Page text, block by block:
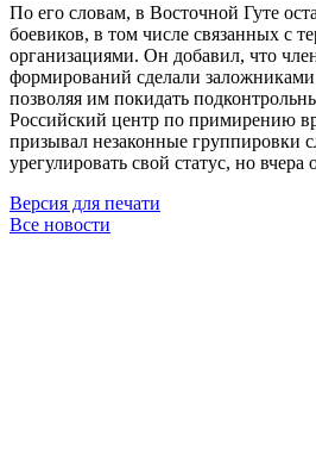
По его словам, в Восточной Гуте
боевиков, в том числе связанных с
организациями. Он добавил, что
формирований сделали
позволяя им покидать
Российский центр по примирению
призывал незаконные группировки
урегулировать свой статус, но
Версия для печати
Все новости